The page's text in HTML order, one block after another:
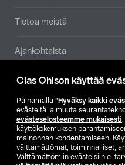
Clas Ohlson käyttää
Painamalla ”Hyväksy kaikki
evästeitä ja muuta
evästeselosteemme mukaisesti.
käyttökokemuksen
mainonnan kohdentamiseen.
välttämättömät, toiminnalliset,
Välttämättömiin evästeisiin ei
Tietoa meistä
Ajankohtaista
Muut yrityksemme
SE
FI